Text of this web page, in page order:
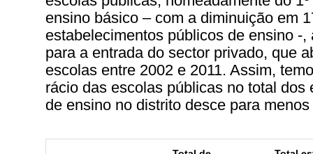
ensino básico – com a diminuição em
estabelecimentos públicos de ensino -,
para a entrada do sector privado, que
escolas entre 2002 e 2011. Assim,
rácio das escolas públicas no total dos
de ensino no distrito desce para